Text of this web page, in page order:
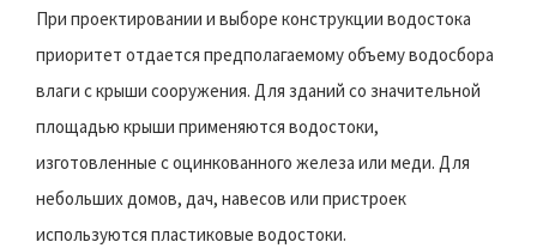
При проектировании и выборе конструкции водостока
приоритет отдается предполагаемому объему водосбора
влаги с крыши сооружения. Для зданий со значительной
площадью крыши применяются водостоки,
изготовленные с оцинкованного железа или меди. Для
небольших домов, дач, навесов или пристроек
используются пластиковые водостоки.